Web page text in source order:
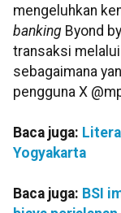
mengeluhkan
banking Byond
transaksi
sebagaimana
pengguna X
Baca juga:
Yogyakarta
Baca juga: BSI